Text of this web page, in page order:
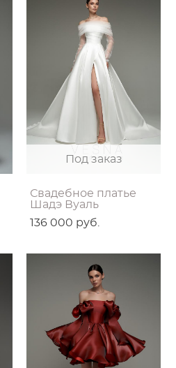
Под заказ
Свадебное платье
Шадэ Вуаль
136 000 pуб.